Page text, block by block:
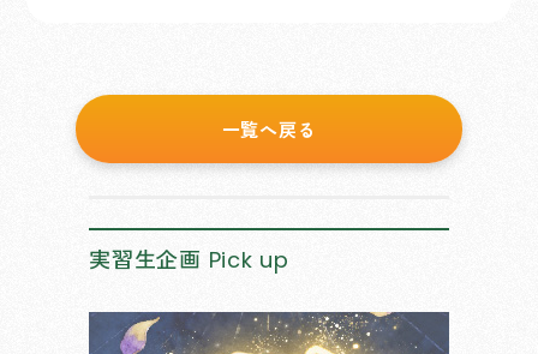
一覧へ戻る
実習生企画 Pick up